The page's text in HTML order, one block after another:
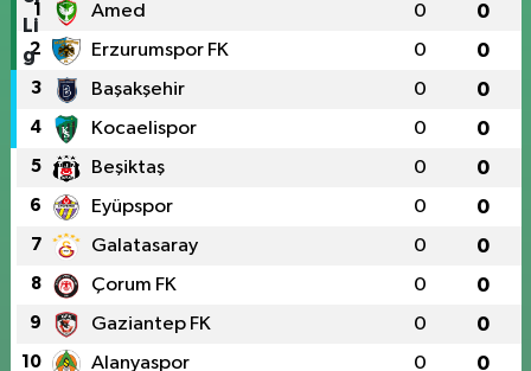
1 Amed 0 0
2 Erzurumspor FK 0 0
3 Başakşehir 0 0
4 Kocaelispor 0 0
5 Beşiktaş 0 0
6 Eyüpspor 0 0
7 Galatasaray 0 0
8 Çorum FK 0 0
9 Gaziantep FK 0 0
10 Alanyaspor 0 0